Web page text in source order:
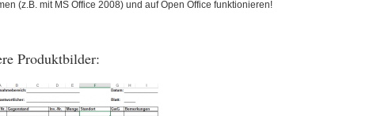
(z.B. mit MS Office 2008) und auf Open Office funktionieren!
Produktbilder: